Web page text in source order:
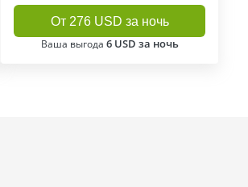
От 276 USD за ночь
Ваша выгода 6 USD за ночь